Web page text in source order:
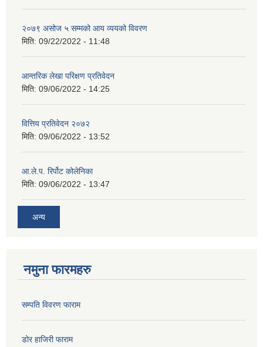
२०७९ असोज ५ सम्मको आय व्ययको विवरण
मिति: 09/22/2022 - 11:48
आन्तरिक लेखा परिक्षण प्रतिवेदन
मिति: 09/06/2022 - 14:25
वित्तिय प्रतिवेदन २०७२
मिति: 09/06/2022 - 13:52
आ.ले.प. रिर्पोट कोलेनिका
मिति: 09/06/2022 - 13:47
अन्य
नमुना फारमहरु
सम्पति विवरण फाराम
डोर हाजिरी फाराम